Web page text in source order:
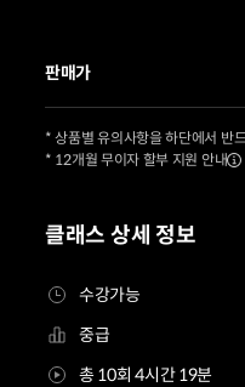
클래스 상세 정보
수강가능
중급
총 10회 4시간 19분
판매가
* 상품별 유의사항을 하단에서 반
* 12개월 무이자 할부 지원 안내